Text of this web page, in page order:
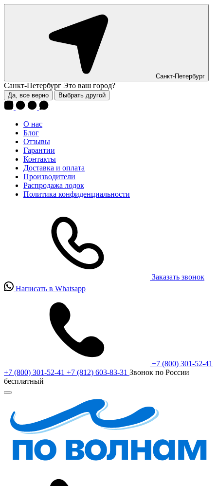
Санкт-Петербург
Санкт-Петербург Это ваш город?
Да, все верно Выбрать другой
О нас
Блог
Отзывы
Гарантии
Контакты
Доставка и оплата
Производители
Распродажа лодок
Политика конфиденциальности
Заказать звонок
Написать в Whatsapp
+7 (800) 301-52-41
+7 (800) 301-52-41 +7 (812) 603-83-31 Звонок по России
бесплатный